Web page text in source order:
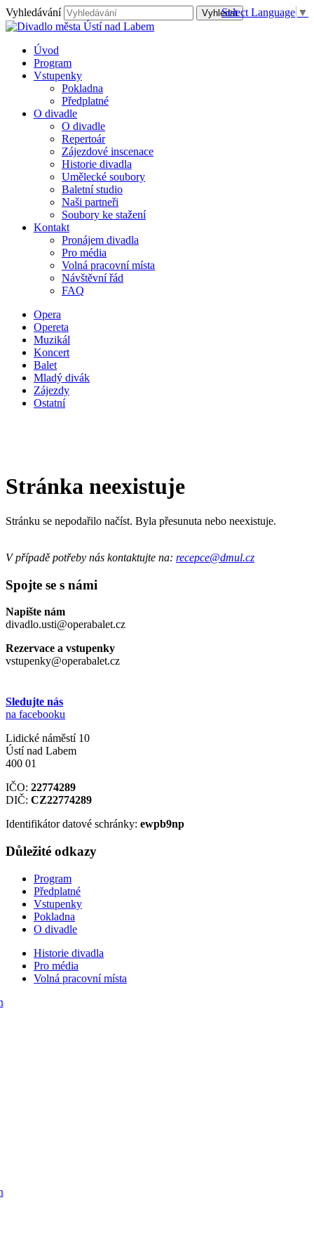
Vyhledávání
Úvod
Program
Vstupenky
Pokladna
Předplatné
O divadle
O divadle
Repertoár
Zájezdové inscenace
Historie divadla
Umělecké soubory
Baletní studio
Naši partneři
Soubory ke stažení
Kontakt
Pronájem divadla
Pro média
Volná pracovní místa
Návštěvní řád
FAQ
Select Language ▼
Opera
Opereta
Muzikál
Koncert
Balet
Mladý divák
Zájezdy
Ostatní
Stránka neexistuje
Stránku se nepodařilo načíst. Byla přesunuta nebo neexistuje.
V případě potřeby nás kontaktujte na: recepce@dmul.cz
Spojte se s námi
Napište nám
divadlo.usti@operabalet.cz
Rezervace a vstupenky
vstupenky@operabalet.cz
Sledujte nás
na facebooku
Lidické náměstí 10
Ústí nad Labem
400 01
IČO: 22774289
DIČ: CZ22774289
Identifikátor datové schránky: ewpb9np
Důležité odkazy
Program
Předplatné
Vstupenky
Pokladna
O divadle
Historie divadla
Pro média
Volná pracovní místa